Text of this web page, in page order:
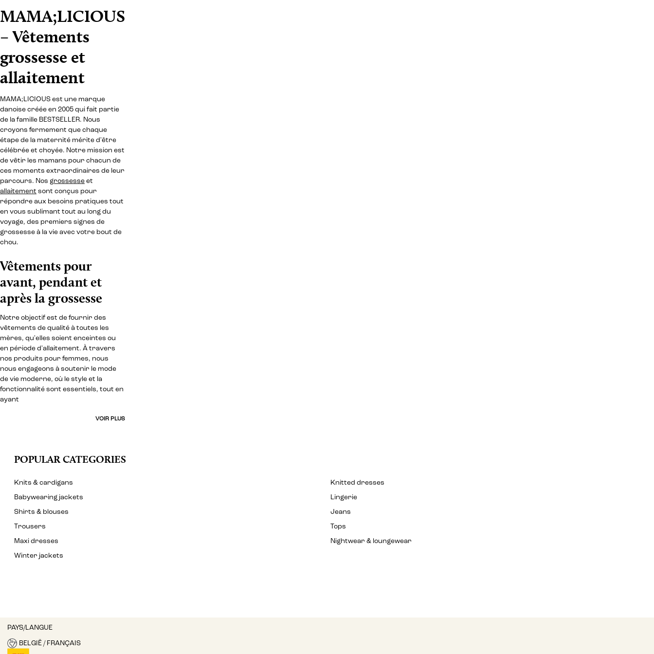
MAMA;LICIOUS
– Vêtements
grossesse et
allaitement
MAMA;LICIOUS est une marque
danoise créée en 2005 qui fait partie
de la famille BESTSELLER. Nous
croyons fermement que chaque
étape de la maternité mérite d'être
célébrée et choyée. Notre mission est
de vêtir les mamans pour chacun de
ces moments extraordinaires de leur
parcours. Nos grossesse et
allaitement sont conçus pour
répondre aux besoins pratiques tout
en vous sublimant tout au long du
voyage, des premiers signes de
grossesse à la vie avec votre bout de
chou.
Vêtements pour
avant, pendant et
après la grossesse
Notre objectif est de fournir des
vêtements de qualité à toutes les
mères, qu'elles soient enceintes ou
en période d'allaitement. À travers
nos produits pour femmes, nous
nous engageons à soutenir le mode
de vie moderne, où le style et la
fonctionnalité sont essentiels, tout en
ayant
VOIR PLUS
POPULAR CATEGORIES
Knits & cardigans
Knitted dresses
Babywearing jackets
Lingerie
Shirts & blouses
Jeans
Trousers
Tops
Maxi dresses
Nightwear & loungewear
Winter jackets
PAYS/LANGUE
BELGIË / FRANÇAIS